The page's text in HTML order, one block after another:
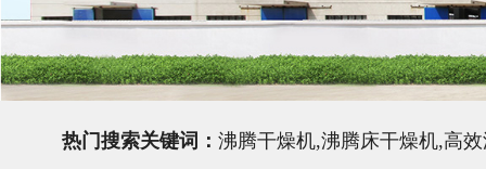
热门搜索关键词： 沸腾干燥机,沸腾床干燥机,高